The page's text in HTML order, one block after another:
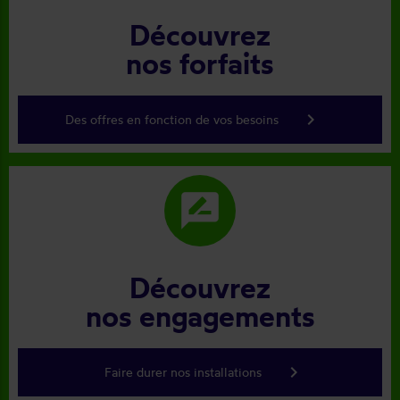
Découvrez
nos forfaits
Des offres en fonction de vos besoins keyboard_arrow_right
rate_review
Découvrez
nos engagements
Faire durer nos installations keyboard_arrow_right